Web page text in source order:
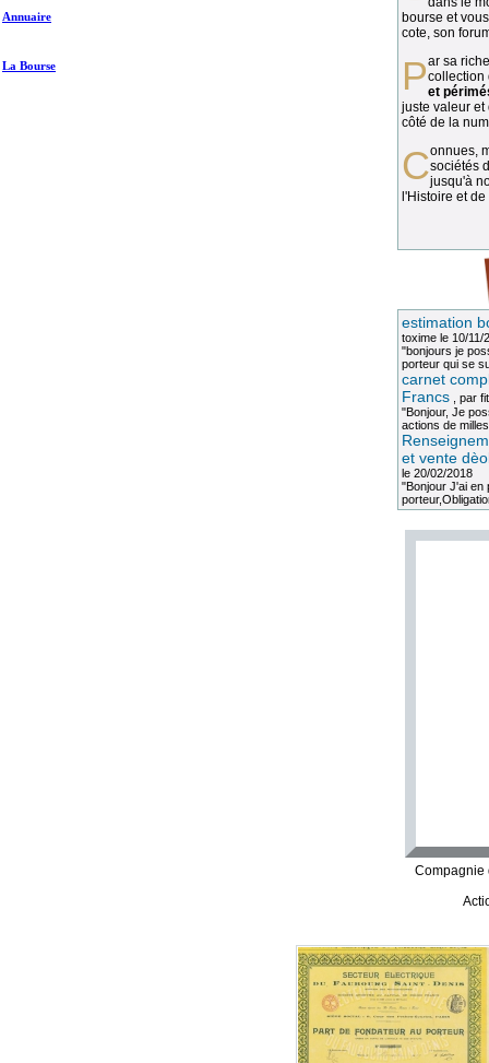
Annuaire
La Bourse
bourse et
cote, son
Par sa richesse et sa diversité, lacollection
et
juste valeur et
côté de la
Connues, méconnues, ou inconnues, lessociétés
jusqu'à
l'Histoire et
estimation
toximele 10/11/
"bonjours je
porteur qui se
carnet
Francs, par
"Bonjour, Je
actions de
et vente
le 20/02/2018
"Bonjour J'ai en
Compagnie